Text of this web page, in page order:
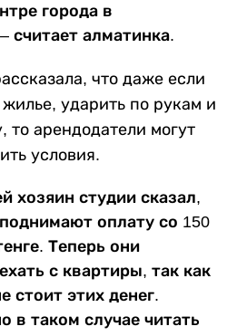
города в
считает алматинка.
что даже если
ударить по рукам и
то арендодатели могут
условия.
хозяин студии сказал,
оплату со 150
Теперь они
с квартиры, так как
стоит этих денег.
в таком случае читать